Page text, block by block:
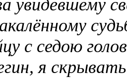
увидевшему
с седою
я